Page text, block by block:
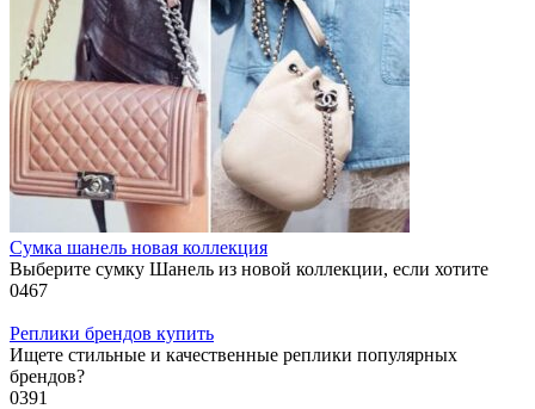
Сумка шанель новая коллекция
Выберите сумку Шанель из новой коллекции, если хотите
0467
Реплики брендов купить
Ищете стильные и качественные реплики популярных
брендов?
0391